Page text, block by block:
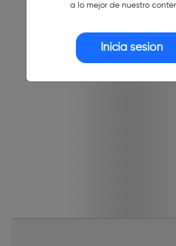
a lo mejor de nuestro
Inicia sesión